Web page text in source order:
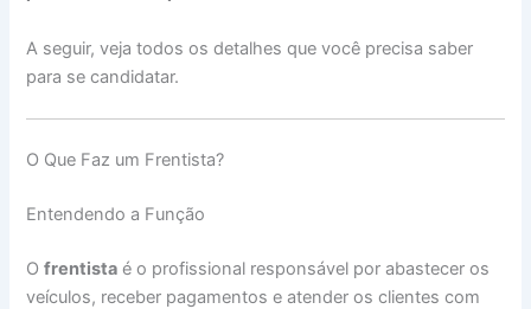
A seguir, veja todos os detalhes que você precisa saber
para se candidatar.
O Que Faz um Frentista?
Entendendo a Função
Ofrentista é o profissional responsável por abastecer os
veículos, receber pagamentos e atender os clientes com